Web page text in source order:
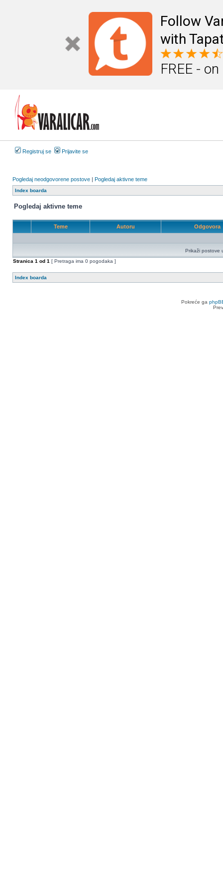
Follow
with
FREE -
Registruj se Prijavite se
Pogledaj neodgovorene postove | Pogledaj aktivne teme
Index boarda
Pogledaj aktivne teme
Teme Autoru Odgovora
Prikaži postove
Stranica 1 od 1 [ Pretraga ima 0 pogodaka ]
Index boarda
Pokreće ga